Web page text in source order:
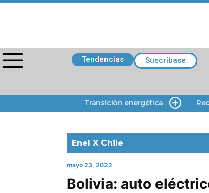
Tendencias Suscríbase
Transición energética
Enel X Chile
mayo 23, 2022
Bolivia: auto